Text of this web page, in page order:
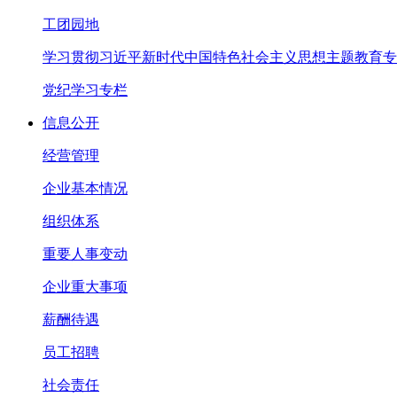
工团园地
学习贯彻习近平新时代中国特色社会主义思想主题教育
党纪学习专栏
信息公开
经营管理
企业基本情况
组织体系
重要人事变动
企业重大事项
薪酬待遇
员工招聘
社会责任